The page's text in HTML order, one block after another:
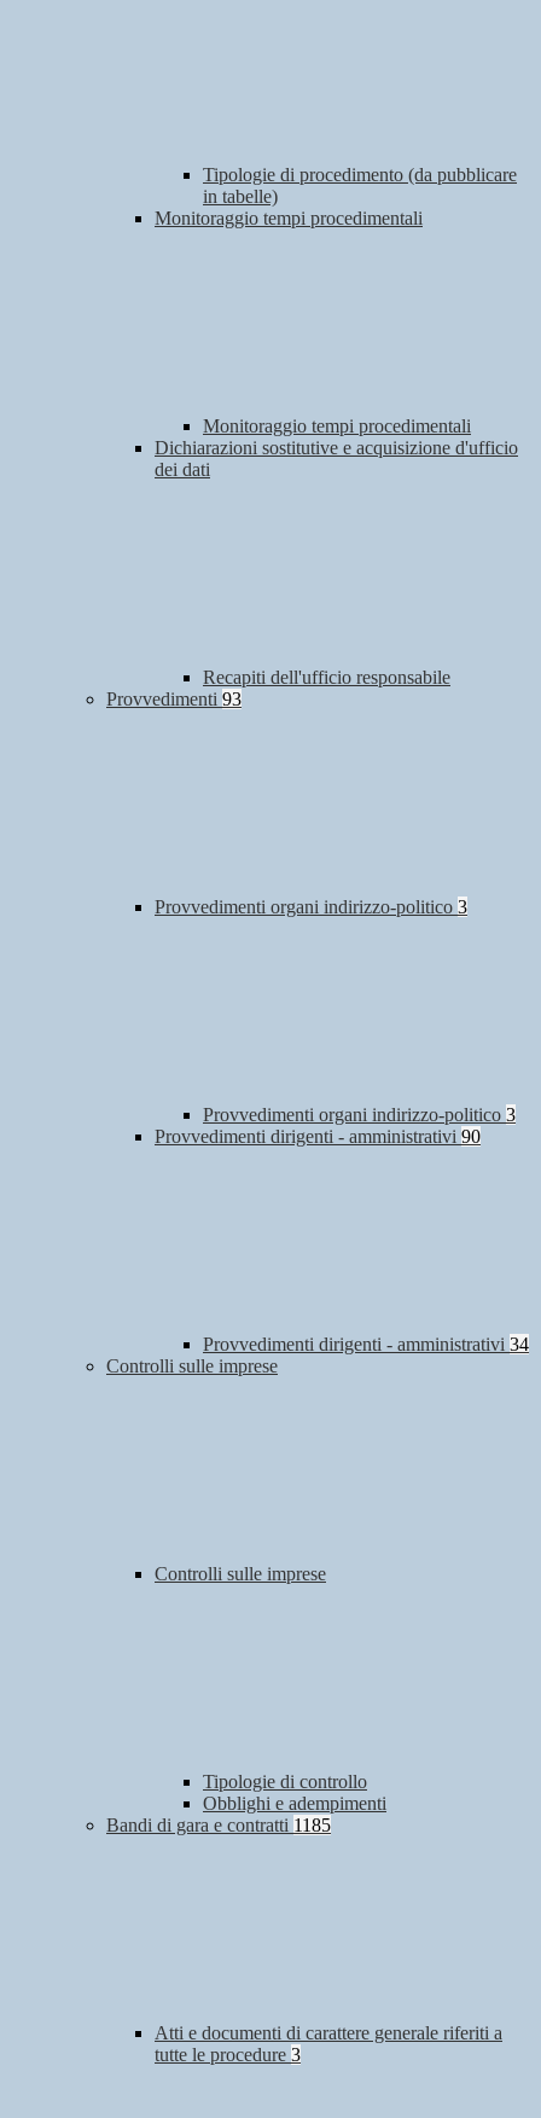
Tipologie di procedimento (da pubblicare
in tabelle)
Monitoraggio tempi procedimentali
Monitoraggio tempi procedimentali
Dichiarazioni sostitutive e acquisizione d'ufficio
dei dati
Recapiti dell'ufficio responsabile
Provvedimenti 93
Provvedimenti organi indirizzo-politico 3
Provvedimenti organi indirizzo-politico 3
Provvedimenti dirigenti - amministrativi 90
Provvedimenti dirigenti - amministrativi 34
Controlli sulle imprese
Controlli sulle imprese
Tipologie di controllo
Obblighi e adempimenti
Bandi di gara e contratti 1185
Atti e documenti di carattere generale riferiti a
tutte le procedure 3